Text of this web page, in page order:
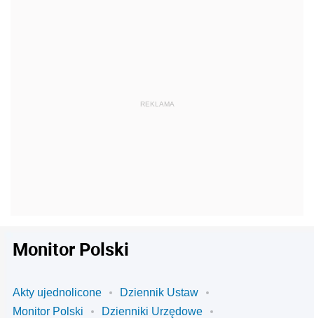
Monitor Polski
Akty ujednolicone
Dziennik Ustaw
Monitor Polski
Dzienniki Urzędowe